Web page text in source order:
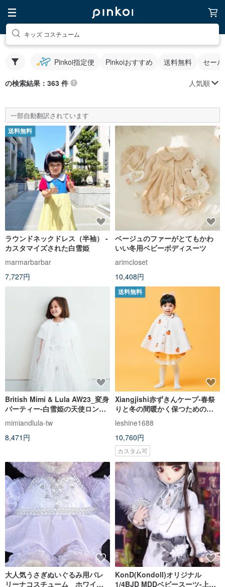
キッズ コスチューム
Pinkoi指定便 Pinkoiおすすめ 送料無料 セー
の検索結果：363 件 人気順
一部自動翻訳されています
送料無料
ラウンドネックドレス（半袖） -
カスタマイズされた白雪姫
marmarbarbar
7,727円
ベージュのファーがとてもかわ
いい冬用ベビーボディスーツ
arimcloset
10,408円
British Mimi & Lula AW23_変身
パーティー-白雪姫の天使ロング
ペンペンスカート
mimiandlula-tw
8,471円
送料無料
Xiangjishi赤ずきんケープ-春祭
りと冬の間暖かく保つための子
羊のカシミヤ子供服かわいい子
供用の小さなマント
leshine1688
10,760円
カスタム可
大人気うさぎぬいぐるみ用バレ
リーナコスチューム ホワイト
KonD(Kondoll)オリジナル
1/4BJD MDDベビースーツ-上海